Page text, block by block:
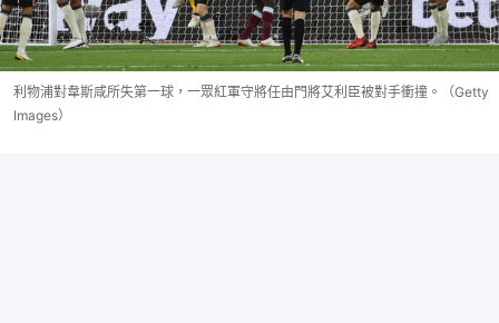
利物浦對韋斯咸所失第一球，一眾紅軍守將任由門將艾利臣被對手衝撞。（Getty
Images）